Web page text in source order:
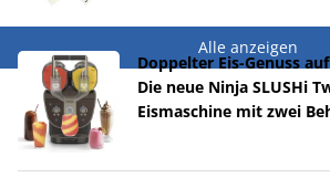
Alle anzeigen
Doppelter Eis-Genuss
Die neue Ninja SLUSHi
Eismaschine mit zwei